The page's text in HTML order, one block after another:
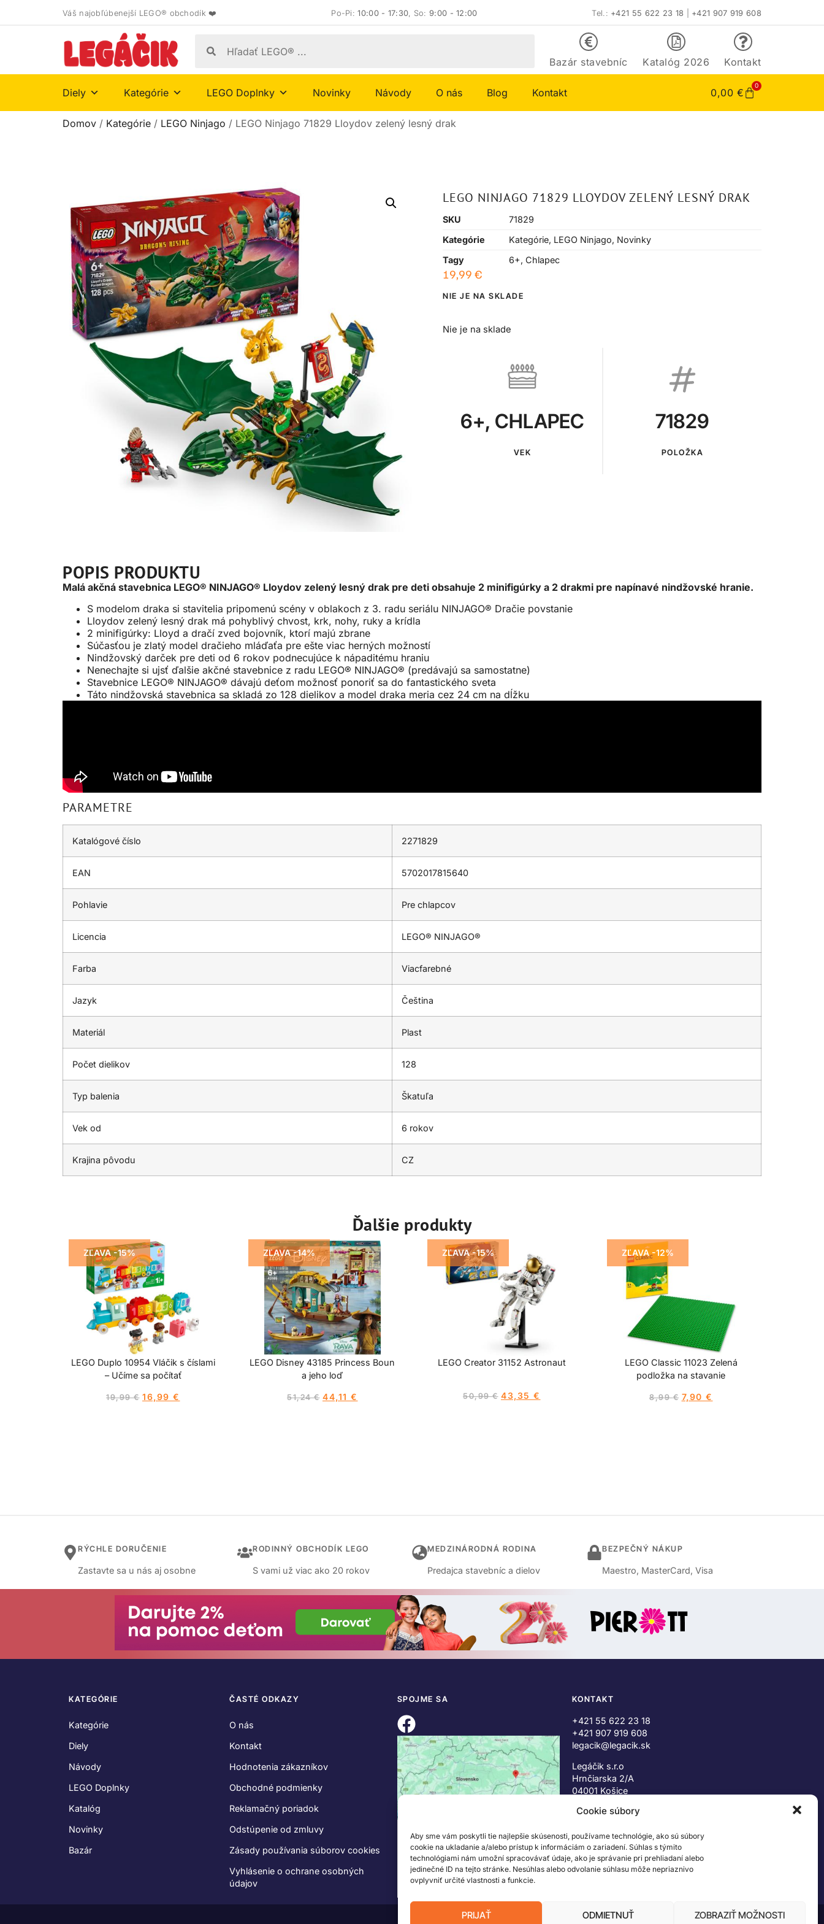
Cookie súbory
Aby sme vám poskytli tie najlepšie skúsenosti, používame technológie, ako sú súbory
cookie na ukladanie a/alebo prístup k informáciám o zariadení. Súhlas s týmito
technológiami nám umožní spracovávať údaje, ako je správanie pri prehliadaní alebo
jedinečné ID na tejto stránke. Nesúhlas alebo odvolanie súhlasu môže nepriaznivo
ovplyvniť určité vlastnosti a funkcie.
PRIJAŤ ODMIETNUŤ ZOBRAZIŤ MOŽNOSTI
Váš najobľúbenejší LEGO® obchodík ❤️ Po-Pi:10:00 - 17:30, So:9:00 - 12:00 Tel.: +421 55 622 23 18 +421 907 919 608
Bazár stavebníc Katalóg 2026 Kontakt
Diely Kategórie LEGO Doplnky Novinky Návody O nás Blog Kontakt 0,00 €
0
Domov / Kategórie / LEGO Ninjago / LEGO Ninjago 71829 Lloydov zelený lesný drak
LEGO NINJAGO 71829 LLOYDOV ZELENÝ LESNÝ DRAK
SKU
71829
Kategórie
Kategórie, LEGO Ninjago, Novinky
Tagy
6+, Chlapec
19,99 €
NIE JE NA SKLADE
Nie je na sklade
6+, CHLAPEC
VEK
71829
POLOŽKA
POPIS PRODUKTU
Malá akčná stavebnica LEGO® NINJAGO® Lloydov zelený lesný drak pre deti obsahuje 2 minifigúrky a 2 drakmi pre napínavé nindžovské hranie.
S modelom draka si stavitelia pripomenú scény v oblakoch z 3. radu seriálu NINJAGO® Dračie povstanie
Lloydov zelený lesný drak má pohyblivý chvost, krk, nohy, ruky a krídla
2 minifigúrky: Lloyd a dračí zved bojovník, ktorí majú zbrane
Súčasťou je zlatý model dračieho mláďaťa pre ešte viac herných možností
Nindžovský darček pre deti od 6 rokov podnecujúce k nápaditému hraniu
Nenechajte si ujsť ďalšie akčné stavebnice z radu LEGO® NINJAGO® (predávajú sa samostatne)
Stavebnice LEGO® NINJAGO® dávajú deťom možnosť ponoriť sa do fantastického sveta
Táto nindžovská stavebnica sa skladá zo 128 dielikov a model draka meria cez 24 cm na dĺžku
PARAMETRE
Katalógové číslo 2271829
EAN 5702017815640
Pohlavie Pre chlapcov
Licencia LEGO® NINJAGO®
Farba Viacfarebné
Jazyk Čeština
Materiál Plast
Počet dielikov 128
Typ balenia Škatuľa
Vek od 6 rokov
Krajina pôvodu CZ
Ďalšie produkty
ZĽAVA -15%
LEGO Duplo 10954 Vláčik s číslami
– Učíme sa počítať
19,99€ 16,99 €
ZĽAVA -14%
LEGO Disney 43185 Princess Boun
a jeho loď
51,24€ 44,11 €
ZĽAVA -15%
LEGO Creator 31152 Astronaut
50,99€ 43,35 €
ZĽAVA -12%
LEGO Classic 11023 Zelená
podložka na stavanie
8,99€ 7,90 €
RÝCHLE DORUČENIE
Zastavte sa u nás aj osobne
RODINNÝ OBCHODÍK LEGO
S vami už viac ako 20 rokov
MEDZINÁRODNÁ RODINA
Predajca stavebníc a dielov
BEZPEČNÝ NÁKUP
Maestro, MasterCard, Visa
KATEGÓRIE
Kategórie
Diely
Návody
LEGO Doplnky
Katalóg
Novinky
Bazár
ČASTÉ ODKAZY
O nás
Kontakt
Hodnotenia zákazníkov
Obchodné podmienky
Reklamačný poriadok
Odstúpenie od zmluvy
Zásady používania súborov cookies
Vyhlásenie o ochrane osobných
údajov
SPOJME SA KONTAKT
+421 55 622 23 18
+421 907 919 608
legacik@legacik.sk
Legáčik s.r.o
Hrnčiarska 2/A
04001 Košice
IČ DPH: SK2023978330